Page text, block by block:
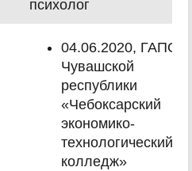
психолог
04.06.2020, ГАПОУ
Чувашской
республики
«Чебоксарский
экономико-
технологический
колледж»